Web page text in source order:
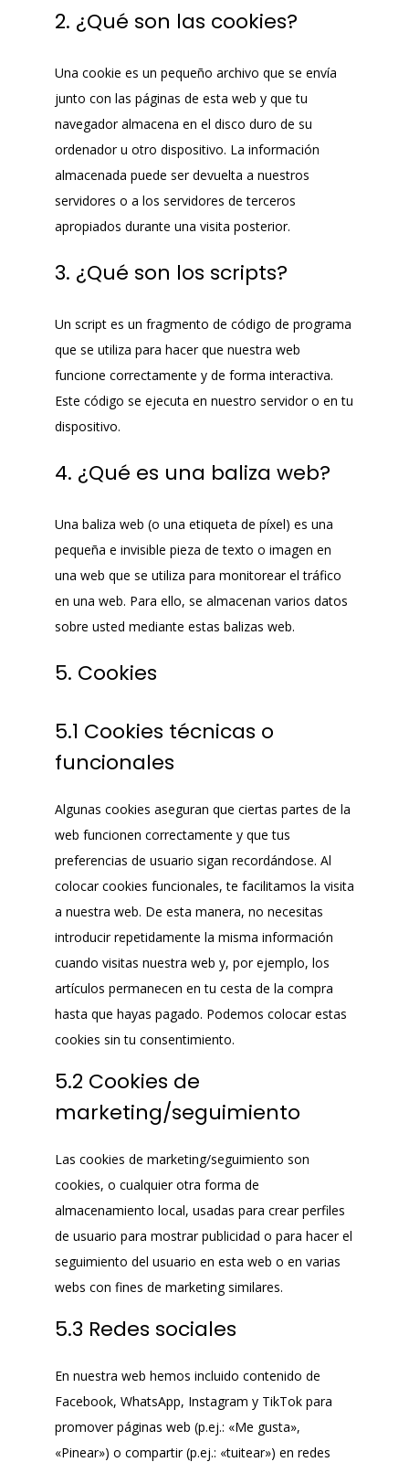
2. ¿Qué son las cookies?
Una cookie es un pequeño archivo que se envía
junto con las páginas de esta web y que tu
navegador almacena en el disco duro de su
ordenador u otro dispositivo. La información
almacenada puede ser devuelta a nuestros
servidores o a los servidores de terceros
apropiados durante una visita posterior.
3. ¿Qué son los scripts?
Un script es un fragmento de código de programa
que se utiliza para hacer que nuestra web
funcione correctamente y de forma interactiva.
Este código se ejecuta en nuestro servidor o en tu
dispositivo.
4. ¿Qué es una baliza web?
Una baliza web (o una etiqueta de píxel) es una
pequeña e invisible pieza de texto o imagen en
una web que se utiliza para monitorear el tráfico
en una web. Para ello, se almacenan varios datos
sobre usted mediante estas balizas web.
5. Cookies
5.1 Cookies técnicas o
funcionales
Algunas cookies aseguran que ciertas partes de la
web funcionen correctamente y que tus
preferencias de usuario sigan recordándose. Al
colocar cookies funcionales, te facilitamos la visita
a nuestra web. De esta manera, no necesitas
introducir repetidamente la misma información
cuando visitas nuestra web y, por ejemplo, los
artículos permanecen en tu cesta de la compra
hasta que hayas pagado. Podemos colocar estas
cookies sin tu consentimiento.
5.2 Cookies de
marketing/seguimiento
Las cookies de marketing/seguimiento son
cookies, o cualquier otra forma de
almacenamiento local, usadas para crear perfiles
de usuario para mostrar publicidad o para hacer el
seguimiento del usuario en esta web o en varias
webs con fines de marketing similares.
5.3 Redes sociales
En nuestra web hemos incluido contenido de
Facebook, WhatsApp, Instagram y TikTok para
promover páginas web (p.ej.: «Me gusta»,
«Pinear») o compartir (p.ej.: «tuitear») en redes